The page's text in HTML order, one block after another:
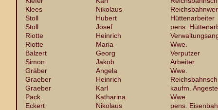
Klees
Nikolaus
Stoll
Hubert
Hüttenarbeiter
Stoll
Josef
pens.
Riotte
Heinrich
Riotte
Maria
Wwe.
Balzert
Georg
Verputzer
Simon
Jakob
Arbeiter
Gräber
Angela
Wwe.
Graeber
Heinrich
Graeber
Karl
kaufm.
Pack
Katharina
Wwe.
Eckert
Nikolaus
pens.